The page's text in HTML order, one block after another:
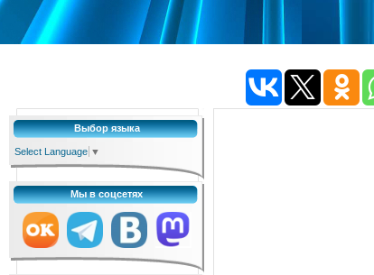
Выбор языка
Select Language ▼
Мы в соцсетях